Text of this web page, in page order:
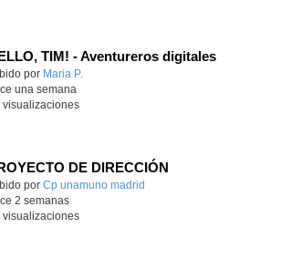
TIM! - Aventureros digitales
educativo.
por Maria P.
una semana
visualizaciones
DE DIRECCIÓN
educativo.
por Cp unamuno madrid
2 semanas
visualizaciones